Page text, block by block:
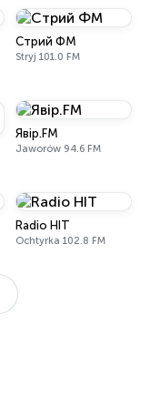
Стрий ФМ
Stryj 101.0 FM
Явір.FM
Jaworów 94.6 FM
Radio HIT
Ochtyrka 102.8 FM